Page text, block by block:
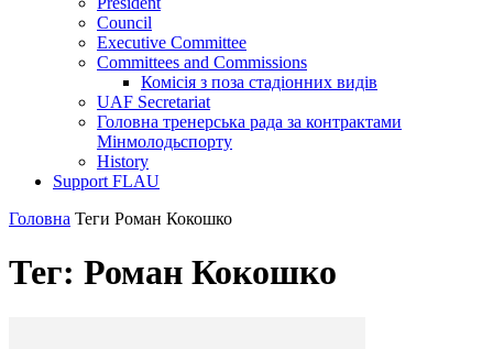
Council
Executive Committee
Committees and Commissions
Комісія з поза стадіонних видів
UAF Secretariat
Головна тренерська рада за контрактами
Мінмолодьспорту
History
Support FLAU
Головна Теги Роман Кокошко
Тег: Роман Кокошко